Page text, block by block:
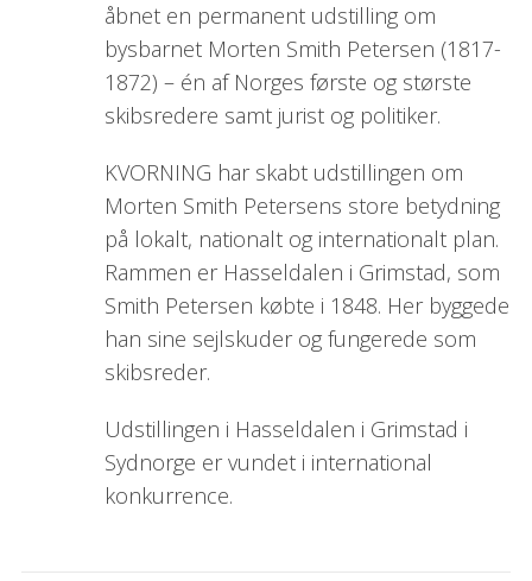
åbnet en permanent udstilling om
bysbarnet Morten Smith Petersen (1817-
1872) – én af Norges første og største
skibsredere samt jurist og politiker.
KVORNING har skabt udstillingen om
Morten Smith Petersens store betydning
på lokalt, nationalt og internationalt plan.
Rammen er Hasseldalen i Grimstad, som
Smith Petersen købte i 1848. Her byggede
han sine sejlskuder og fungerede som
skibsreder.
Udstillingen i Hasseldalen i Grimstad i
Sydnorge er vundet i international
konkurrence.